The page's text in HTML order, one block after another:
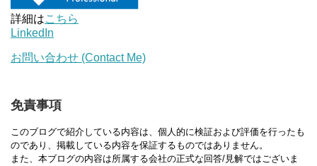
詳細はこちら
LinkedIn
お問い合わせ (Contact Me)
免責事項
このブログで紹介している内容は、個人的に検証および評価を行ったも
のであり、掲載している内容を保証するものではありません。
また、本ブログの内容は所属する会社の正式な回答/見解ではございま